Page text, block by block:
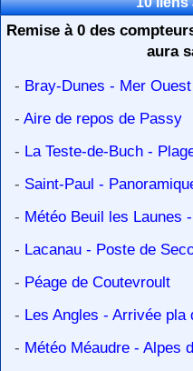
Remise à 0 des
aura
- Bray-Dunes - Mer Ouest
- Aire de repos de Passy
- La Teste-de-Buch -
- Saint-Paul -
- Météo Beuil les Launes
- Lacanau - Poste de
- Péage de Coutevroult
- Les Angles - Arrivée pla
- Météo Méaudre - Alpes